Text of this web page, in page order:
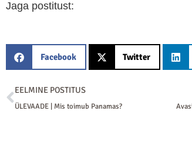
Jaga postitust:
Facebook Twitter
Prev
EELMINE POSTITUS
ÜLEVAADE | Mis toimub Panamas?